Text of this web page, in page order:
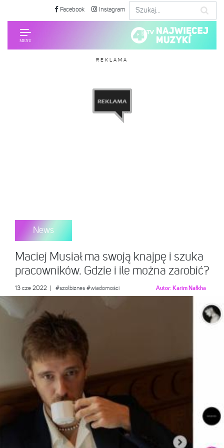
Facebook Instagram
REKLAMA
News
Maciej Musiał ma swoją knajpę i szuka
pracowników. Gdzie i ile można zarobić?
13 cze 2022 #szołbiznes #wiadomości Autor: Karim Nafkha